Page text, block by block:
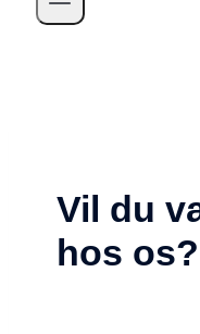
Vil du
hos os?